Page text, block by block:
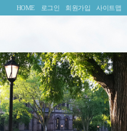
HOME 로그인 회원가입 사이트맵